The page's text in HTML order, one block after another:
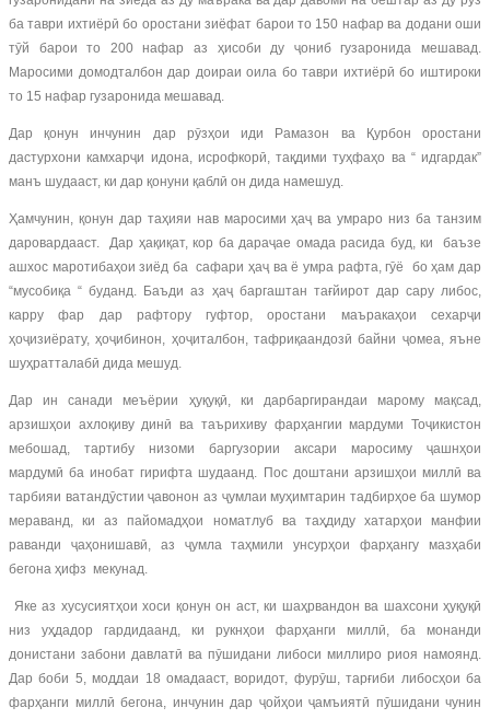
ба таври ихтиёрӣ бо оростани зиёфат барои то 150 нафар ва додани оши
тӯй барои то 200 нафар аз ҳисоби ду ҷониб гузаронида мешавад.
Маросими домодталбон дар доираи оила бо таври ихтиёрӣ бо иштироки
то 15 нафар гузаронида мешавад.
Дар қонун инчунин дар рӯзҳои иди Рамазон ва Қурбон оростани
дастурхони камхарҷи идона, исрофкорӣ, тақдими туҳфаҳо ва “ идгардак”
манъ шудааст, ки дар қонуни қаблӣ он дида намешуд.
Ҳамчунин, қонун дар таҳияи нав маросими ҳаҷ ва умраро низ ба танзим
даровардааст. Дар ҳақиқат, кор ба дараҷае омада расида буд, ки баъзе
ашхос маротибаҳои зиёд ба сафари ҳаҷ ва ё умра рафта, гӯё бо ҳам дар
“мусобиқа “ буданд. Баъди аз ҳаҷ баргаштан тағйирот дар сару либос,
карру фар дар рафтору гуфтор, оростани маъракаҳои сехарҷи
ҳоҷизиёрату, ҳоҷибинон, ҳоҷиталбон, тафриқаандозӣ байни ҷомеа, яъне
шуҳратталабӣ дида мешуд.
Дар ин санади меъёрии ҳуқуқӣ, ки дарбаргирандаи марому мақсад,
арзишҳои ахлоқиву динӣ ва таърихиву фарҳангии мардуми Тоҷикистон
мебошад, тартибу низоми баргузории аксари маросиму ҷашнҳои
мардумӣ ба инобат гирифта шудаанд. Пос доштани арзишҳои миллӣ ва
тарбияи ватандӯстии ҷавонон аз ҷумлаи муҳимтарин тадбирҳое ба шумор
мераванд, ки аз пайомадҳои номатлуб ва таҳдиду хатарҳои манфии
раванди ҷаҳонишавӣ, аз ҷумла таҳмили унсурҳои фарҳангу мазҳаби
бегона ҳифз мекунад.
Яке аз хусусиятҳои хоси қонун он аст, ки шаҳрвандон ва шахсони ҳуқуқӣ
низ уҳдадор гардидаанд, ки рукнҳои фарҳанги миллӣ, ба монанди
донистани забони давлатӣ ва пӯшидани либоси миллиро риоя намоянд.
Дар боби 5, моддаи 18 омадааст, воридот, фурӯш, тарғиби либосҳои ба
фарҳанги миллӣ бегона, инчунин дар ҷойҳои ҷамъиятӣ пӯшидани чунин